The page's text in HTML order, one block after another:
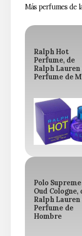
Más perfumes de
Ralph Hot
Perfume, de
Ralph Lauren
Perfume de
Polo Supreme
Oud Cologne,
Ralph Lauren
Perfume de
Hombre